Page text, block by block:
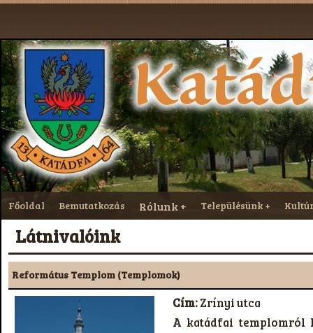
Főoldal Bemutatkozás Rólunk Településünk
Látnivalóink
Református Templom (Templomok)
Cím:Zrínyi utca
A katádfai templomról